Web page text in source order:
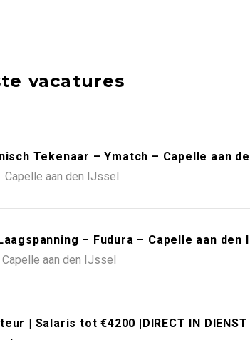
vacatures
Tekenaar – Ymatch – Capelle aan
Capelle aan den IJssel
– Fudura – Capelle aan den
Capelle aan den IJssel
| Salaris tot €4200 |DIRECT IN